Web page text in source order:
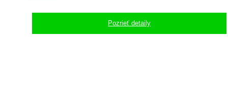
Pozrieť detaily